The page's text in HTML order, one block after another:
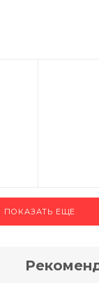
ПОКАЗАТЬ ЕЩЕ